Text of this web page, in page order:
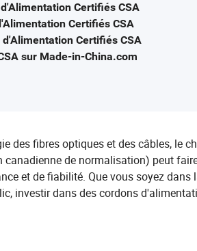
Certifiés CSA
Certifiés CSA
Certifiés CSA
sur Made-in-China.com
des fibres optiques et des câbles, le
de normalisation) peut
et de fiabilité. Que vous soyez
investir dans des cordons